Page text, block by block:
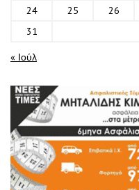
24
25 26
31
« Ιούλ